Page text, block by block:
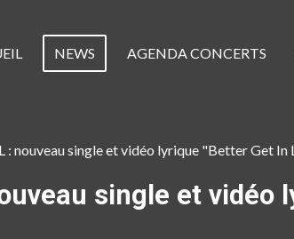
NEWS AGENDA CONCERTS
: nouveau single et vidéo lyrique "Better Get In
single et